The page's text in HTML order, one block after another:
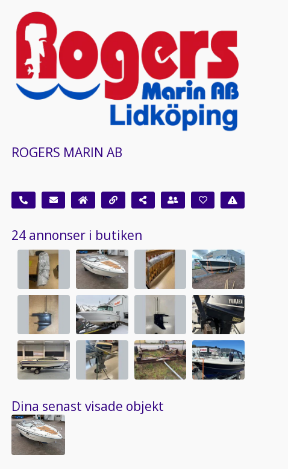
ROGERS MARIN AB
24 annonser i butiken
Dina senast visade objekt